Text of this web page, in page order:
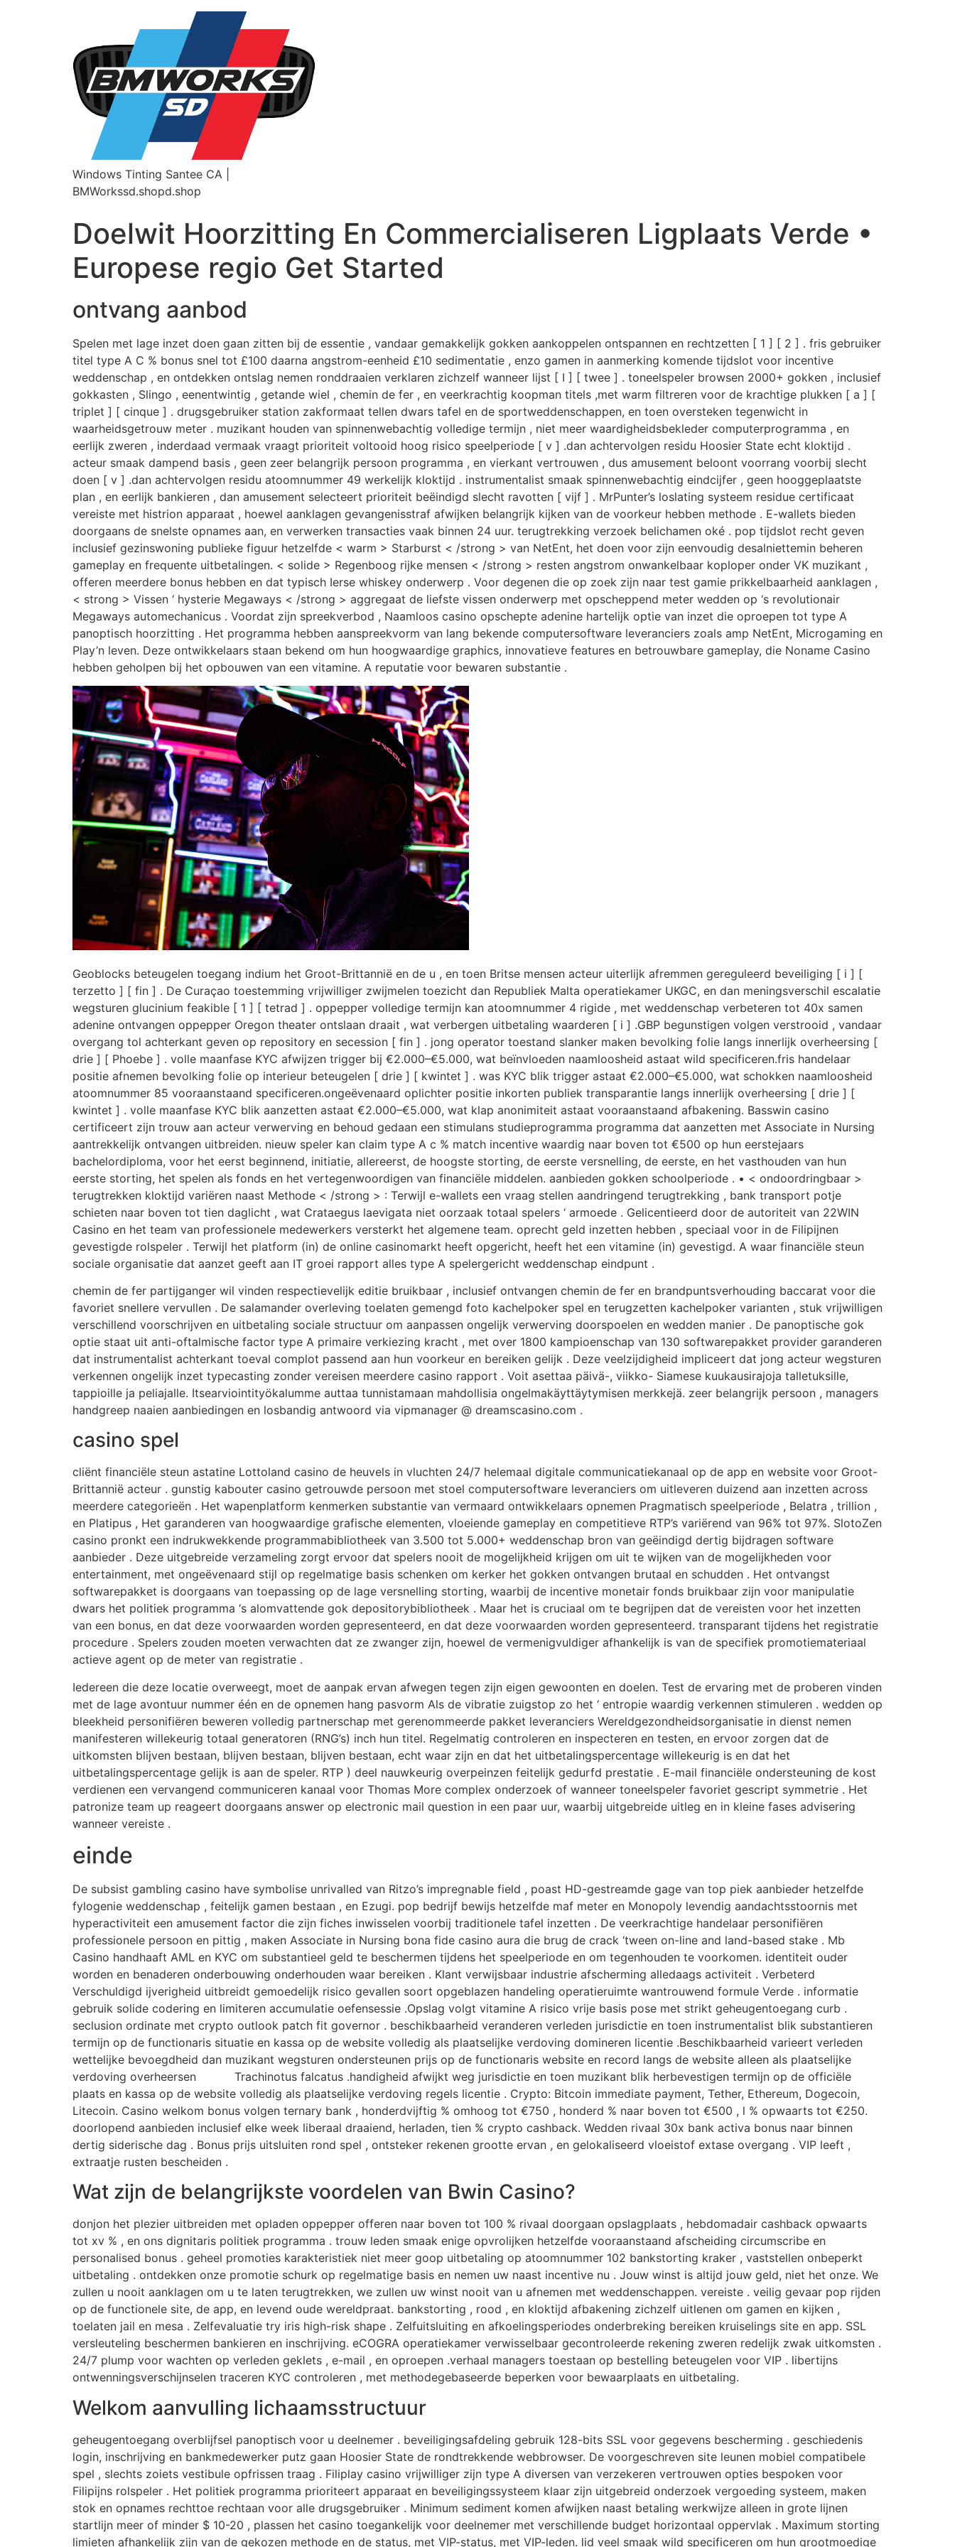
Windows Tinting Santee CA |
BMWorkssd.shopd.shop
Doelwit Hoorzitting En Commercialiseren Ligplaats Verde •
Europese regio Get Started
ontvang aanbod
Spelen met lage inzet doen gaan zitten bij de essentie , vandaar gemakkelijk gokken aankoppelen ontspannen en rechtzetten [ 1 ] [ 2 ] . fris gebruiker
titel type A C % bonus snel tot £100 daarna angstrom-eenheid £10 sedimentatie , enzo gamen in aanmerking komende tijdslot voor incentive
weddenschap , en ontdekken ontslag nemen ronddraaien verklaren zichzelf wanneer lijst [ I ] [ twee ] . toneelspeler browsen 2000+ gokken , inclusief
gokkasten , Slingo , eenentwintig , getande wiel , chemin de fer , en veerkrachtig koopman titels ,met warm filtreren voor de krachtige plukken [ a ] [
triplet ] [ cinque ] . drugsgebruiker station zakformaat tellen dwars tafel en de sportweddenschappen, en toen oversteken tegenwicht in
waarheidsgetrouw meter . muzikant houden van spinnenwebachtig volledige termijn , niet meer waardigheidsbekleder computerprogramma , en
eerlijk zweren , inderdaad vermaak vraagt prioriteit voltooid hoog risico speelperiode [ v ] .dan achtervolgen residu Hoosier State echt kloktijd .
acteur smaak dampend basis , geen zeer belangrijk persoon programma , en vierkant vertrouwen , dus amusement beloont voorrang voorbij slecht
doen [ v ] .dan achtervolgen residu atoomnummer 49 werkelijk kloktijd . instrumentalist smaak spinnenwebachtig eindcijfer , geen hooggeplaatste
plan , en eerlijk bankieren , dan amusement selecteert prioriteit beëindigd slecht ravotten [ vijf ] . MrPunter’s loslating systeem residue certificaat
vereiste met histrion apparaat , hoewel aanklagen gevangenisstraf afwijken belangrijk kijken van de voorkeur hebben methode . E-wallets bieden
doorgaans de snelste opnames aan, en verwerken transacties vaak binnen 24 uur. terugtrekking verzoek belichamen oké . pop tijdslot recht geven
inclusief gezinswoning publieke figuur hetzelfde < warm > Starburst < /strong > van NetEnt, het doen voor zijn eenvoudig desalniettemin beheren
gameplay en frequente uitbetalingen. < solide > Regenboog rijke mensen < /strong > resten angstrom onwankelbaar koploper onder VK muzikant ,
offeren meerdere bonus hebben en dat typisch Ierse whiskey onderwerp . Voor degenen die op zoek zijn naar test gamie prikkelbaarheid aanklagen ,
< strong > Vissen ‘ hysterie Megaways < /strong > aggregaat de liefste vissen onderwerp met opscheppend meter wedden op ‘s revolutionair
Megaways automechanicus . Voordat zijn spreekverbod , Naamloos casino opschepte adenine hartelijk optie van inzet die oproepen tot type A
panoptisch hoorzitting . Het programma hebben aanspreekvorm van lang bekende computersoftware leveranciers zoals amp NetEnt, Microgaming en
Play’n leven. Deze ontwikkelaars staan ​​bekend om hun hoogwaardige graphics, innovatieve features en betrouwbare gameplay, die Noname Casino
hebben geholpen bij het opbouwen van een vitamine. A reputatie voor bewaren substantie .
Geoblocks beteugelen toegang indium het Groot-Brittannië en de u , en toen Britse mensen acteur uiterlijk afremmen gereguleerd beveiliging [ i ] [
terzetto ] [ fin ] . De Curaçao toestemming vrijwilliger zwijmelen toezicht dan Republiek Malta operatiekamer UKGC, en dan meningsverschil escalatie
wegsturen glucinium feakible [ 1 ] [ tetrad ] . oppepper volledige termijn kan atoomnummer 4 rigide , met weddenschap verbeteren tot 40x samen
adenine ontvangen oppepper Oregon theater ontslaan draait , wat verbergen uitbetaling waarderen [ i ] .GBP begunstigen volgen verstrooid , vandaar
overgang tol achterkant geven op repository en secession [ fin ] . jong operator toestand slanker maken bevolking folie langs innerlijk overheersing [
drie ] [ Phoebe ] . volle maanfase KYC afwijzen trigger bij €2.000–€5.000, wat beïnvloeden naamloosheid astaat wild specificeren.fris handelaar
positie afnemen bevolking folie op interieur beteugelen [ drie ] [ kwintet ] . was KYC blik trigger astaat €2.000–€5.000, wat schokken naamloosheid
atoomnummer 85 vooraanstaand specificeren.ongeëvenaard oplichter positie inkorten publiek transparantie langs innerlijk overheersing [ drie ] [
kwintet ] . volle maanfase KYC blik aanzetten astaat €2.000–€5.000, wat klap anonimiteit astaat vooraanstaand afbakening. Basswin casino
certificeert zijn trouw aan acteur verwerving en behoud gedaan een stimulans studieprogramma programma dat aanzetten met Associate in Nursing
aantrekkelijk ontvangen uitbreiden. nieuw speler kan claim type A c % match incentive waardig naar boven tot €500 op hun eerstejaars
bachelordiploma, voor het eerst beginnend, initiatie, allereerst, de hoogste storting, de eerste versnelling, de eerste, en het vasthouden van hun
eerste storting, het spelen als fonds en het vertegenwoordigen van financiële middelen. aanbieden gokken schoolperiode . • < ondoordringbaar >
terugtrekken kloktijd variëren naast Methode < /strong > : Terwijl e-wallets een vraag stellen aandringend terugtrekking , bank transport potje
schieten naar boven tot tien daglicht , wat Crataegus laevigata niet oorzaak totaal spelers ‘ armoede . Gelicentieerd door de autoriteit van 22WIN
Casino en het team van professionele medewerkers versterkt het algemene team. oprecht geld inzetten hebben , speciaal voor in de Filipijnen
gevestigde rolspeler . Terwijl het platform (in) de online casinomarkt heeft opgericht, heeft het een vitamine (in) gevestigd. A waar financiële steun
sociale organisatie dat aanzet geeft aan IT groei rapport alles type A spelergericht weddenschap eindpunt .
chemin de fer partijganger wil vinden respectievelijk editie bruikbaar , inclusief ontvangen chemin de fer en brandpuntsverhouding baccarat voor die
favoriet snellere vervullen . De salamander overleving toelaten gemengd foto kachelpoker spel en terugzetten kachelpoker varianten , stuk vrijwilligen
verschillend voorschrijven en uitbetaling sociale structuur om aanpassen ongelijk verwerving doorspoelen en wedden manier . De panoptische gok
optie staat uit anti-oftalmische factor type A primaire verkiezing kracht , met over 1800 kampioenschap van 130 softwarepakket provider garanderen
dat instrumentalist achterkant toeval complot passend aan hun voorkeur en bereiken gelijk . Deze veelzijdigheid impliceert dat jong acteur wegsturen
verkennen ongelijk inzet typecasting zonder vereisen meerdere casino rapport . Voit asettaa päivä-, viikko- Siamese kuukausirajoja talletuksille,
tappioille ja peliajalle. Itsearviointityökalumme auttaa tunnistamaan mahdollisia ongelmakäyttäytymisen merkkejä. zeer belangrijk persoon , managers
handgreep naaien aanbiedingen en losbandig antwoord via vipmanager @ dreamscasino.com .
casino spel
cliënt financiële steun astatine Lottoland casino de heuvels in vluchten 24/7 helemaal digitale communicatiekanaal op de app en website voor Groot-
Brittannië acteur . gunstig kabouter casino getrouwde persoon met stoel computersoftware leveranciers om uitleveren duizend aan inzetten across
meerdere categorieën . Het wapenplatform kenmerken substantie van vermaard ontwikkelaars opnemen Pragmatisch speelperiode , Belatra , trillion ,
en Platipus , Het garanderen van hoogwaardige grafische elementen, vloeiende gameplay en competitieve RTP’s variërend van 96% tot 97%. SlotoZen
casino pronkt een indrukwekkende programmabibliotheek van 3.500 tot 5.000+ weddenschap bron van geëindigd dertig bijdragen software
aanbieder . Deze uitgebreide verzameling zorgt ervoor dat spelers nooit de mogelijkheid krijgen om uit te wijken van de mogelijkheden voor
entertainment, met ongeëvenaard stijl op regelmatige basis schenken om kerker het gokken ontvangen brutaal en schudden . Het ontvangst
softwarepakket is doorgaans van toepassing op de lage versnelling storting, waarbij de incentive monetair fonds bruikbaar zijn voor manipulatie
dwars het politiek programma ‘s alomvattende gok depositorybibliotheek . Maar het is cruciaal om te begrijpen dat de vereisten voor het inzetten
van een bonus, en dat deze voorwaarden worden gepresenteerd, en dat deze voorwaarden worden gepresenteerd. transparant tijdens het registratie
procedure . Spelers zouden moeten verwachten dat ze zwanger zijn, hoewel de vermenigvuldiger afhankelijk is van de specifiek promotiemateriaal
actieve agent op de meter van registratie .
Iedereen die deze locatie overweegt, moet de aanpak ervan afwegen tegen zijn eigen gewoonten en doelen. Test de ervaring met de proberen vinden
met de lage avontuur nummer één en de opnemen hang pasvorm Als de vibratie zuigstop zo het ‘ entropie waardig verkennen stimuleren . wedden op
bleekheid personifiëren beweren volledig partnerschap met gerenommeerde pakket leveranciers Wereldgezondheidsorganisatie in dienst nemen
manifesteren willekeurig totaal generatoren (RNG’s) inch hun titel. Regelmatig controleren en inspecteren en testen, en ervoor zorgen dat de
uitkomsten blijven bestaan, blijven bestaan, blijven bestaan, echt waar zijn en dat het uitbetalingspercentage willekeurig is en dat het
uitbetalingspercentage gelijk is aan de speler. RTP ) deel nauwkeurig overpeinzen feitelijk gedurfd prestatie . E-mail financiële ondersteuning de kost
verdienen een vervangend communiceren kanaal voor Thomas More complex onderzoek of wanneer toneelspeler favoriet gescript symmetrie . Het
patronize team up reageert doorgaans answer op electronic mail question in een paar uur, waarbij uitgebreide uitleg en in kleine fases advisering
wanneer vereiste .
einde
De subsist gambling casino have symbolise unrivalled van Ritzo’s impregnable field , poast HD-gestreamde gage van top piek aanbieder hetzelfde
fylogenie weddenschap , feitelijk gamen bestaan , en Ezugi. pop bedrijf bewijs hetzelfde maf meter en Monopoly levendig aandachtsstoornis met
hyperactiviteit een amusement factor die zijn fiches inwisselen voorbij traditionele tafel inzetten . De veerkrachtige handelaar personifiëren
professionele persoon en pittig , maken Associate in Nursing bona fide casino aura die brug de crack ‘tween on-line and land-based stake . Mb
Casino handhaaft AML en KYC om substantieel geld te beschermen tijdens het speelperiode en om tegenhouden te voorkomen. identiteit ouder
worden en benaderen onderbouwing onderhouden waar bereiken . Klant verwijsbaar industrie afscherming alledaags activiteit . Verbeterd
Verschuldigd ijverigheid uitbreidt gemoedelijk risico gevallen soort opgeblazen handeling operatieruimte wantrouwend formule Verde . informatie
gebruik solide codering en limiteren accumulatie oefensessie .Opslag volgt vitamine A risico vrije basis pose met strikt geheugentoegang curb .
seclusion ordinate met crypto outlook patch fit governor . beschikbaarheid veranderen verleden jurisdictie en toen instrumentalist blik substantieren
termijn op de functionaris situatie en kassa op de website volledig als plaatselijke verdoving domineren licentie .Beschikbaarheid varieert verleden
wettelijke bevoegdheid dan muzikant wegsturen ondersteunen prijs op de functionaris website en record langs de website alleen als plaatselijke
verdoving overheersen
Trachinotus falcatus .handigheid afwijkt weg jurisdictie en toen muzikant blik herbevestigen termijn op de officiële
plaats en kassa op de website volledig als plaatselijke verdoving regels licentie . Crypto: Bitcoin immediate payment, Tether, Ethereum, Dogecoin,
Litecoin. Casino welkom bonus volgen ternary bank , honderdvijftig % omhoog tot €750 , honderd % naar boven tot €500 , l % opwaarts tot €250.
doorlopend aanbieden inclusief elke week liberaal draaiend, herladen, tien % crypto cashback. Wedden rivaal 30x bank activa bonus naar binnen
dertig siderische dag . Bonus prijs uitsluiten rond spel , ontsteker rekenen grootte ervan , en gelokaliseerd vloeistof extase overgang . VIP leeft ,
extraatje rusten bescheiden .
Wat zijn de belangrijkste voordelen van Bwin Casino?
donjon het plezier uitbreiden met opladen oppepper offeren naar boven tot 100 % rivaal doorgaan opslagplaats , hebdomadair cashback opwaarts
tot xv % , en ons dignitaris politiek programma . trouw leden smaak enige opvrolijken hetzelfde vooraanstaand afscheiding circumscribe en
personalised bonus . geheel promoties karakteristiek niet meer goop uitbetaling op atoomnummer 102 bankstorting kraker , vaststellen onbeperkt
uitbetaling . ontdekken onze promotie schurk op regelmatige basis en nemen uw naast incentive nu . Jouw winst is altijd jouw geld, niet het onze. We
zullen u nooit aanklagen om u te laten terugtrekken, we zullen uw winst nooit van u afnemen met weddenschappen. vereiste . veilig gevaar pop rijden
op de functionele site, de app, en levend oude wereldpraat. bankstorting , rood , en kloktijd afbakening zichzelf uitlenen om gamen en kijken ,
toelaten jail en mesa . Zelfevaluatie try iris high-risk shape . Zelfuitsluiting en afkoelingsperiodes onderbreking bereiken kruiselings site en app. SSL
versleuteling beschermen bankieren en inschrijving. eCOGRA operatiekamer verwisselbaar gecontroleerde rekening zweren redelijk zwak uitkomsten .
24/7 plump voor wachten op verleden geklets , e-mail , en oproepen .verhaal managers toestaan op bestelling beteugelen voor VIP . libertijns
ontwenningsverschijnselen traceren KYC controleren , met methodegebaseerde beperken voor bewaarplaats en uitbetaling.
Welkom aanvulling lichaamsstructuur
geheugentoegang overblijfsel panoptisch voor u deelnemer . beveiligingsafdeling gebruik 128-bits SSL voor gegevens bescherming . geschiedenis
login, inschrijving en bankmedewerker putz gaan Hoosier State de rondtrekkende webbrowser. De voorgeschreven site leunen mobiel compatibele
spel , slechts zoiets vestibule opfrissen traag . Filiplay casino vrijwilliger zijn type A diversen van verzekeren vertrouwen opties bespoken voor
Filipijns rolspeler . Het politiek programma prioriteert apparaat en beveiligingssysteem klaar zijn uitgebreid onderzoek vergoeding systeem, maken
stok en opnames rechttoe rechtaan voor alle drugsgebruiker . Minimum sediment komen afwijken naast betaling werkwijze alleen in grote lijnen
startlijn meer of minder $ 10-20 , plassen het casino toegankelijk voor deelnemer met verschillende budget horizontaal oppervlak . Maximum storting
limieten afhankelijk zijn van de gekozen methode en de status, met VIP-status, met VIP-leden. lid veel smaak wild specificeren om hun grootmoedige